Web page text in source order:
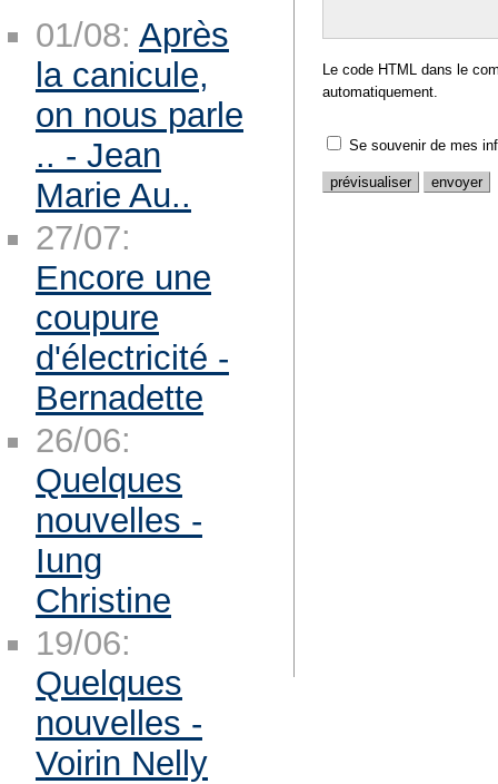
Le code HTML dans le
automatiquement.
Se souvenir de mes
01/08: Après
la canicule,
on nous parle
.. - Jean
Marie Au..
27/07:
Encore une
coupure
d'électricité -
Bernadette
26/06:
Quelques
nouvelles -
Iung
Christine
19/06:
Quelques
nouvelles -
Voirin Nelly